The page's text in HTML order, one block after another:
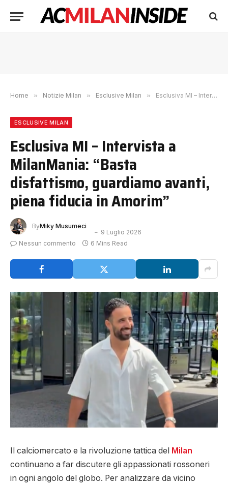
Home » Notizie Milan » Esclusive Milan » Esclusiva MI – Intervista a MilanMania: “Basta disfattismo, guardiamo avanti, piena fiducia in Amorim”
ESCLUSIVE MILAN
Esclusiva MI – Intervista a
MilanMania: “Basta
disfattismo, guardiamo avanti,
piena fiducia in Amorim”
ByMiky Musumeci
9 Luglio 2026
Nessun commento
6 Mins Read
Il calciomercato e la rivoluzione tattica del Milan
continuano a far discutere gli appassionati rossoneri
in ogni angolo del globo. Per analizzare da vicino